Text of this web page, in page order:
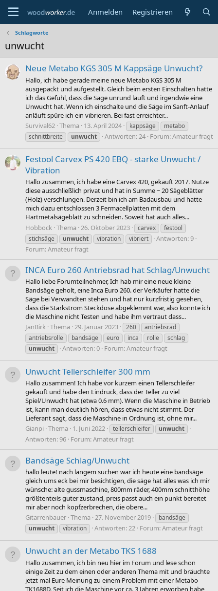
Anmelden Registrieren
Schlagworte
unwucht
Neue Metabo KGS 305 M Kappsäge Unwucht?
Hallo, ich habe gerade meine neue Metabo KGS 305 M
ausgepackt und aufgestellt. Gleich beim ersten Einschalten hatte
ich das Gefühl, dass die Säge unrund läuft und irgendwie eine
Unwucht hat. Wenn ich einschalte und die Säge im Sanft-Anlauf
anläuft spüre ich ein vibrieren. Bei fast erreichter...
Survival62 Thema 13. April 2024 kappsäge
metabo
schnittbreite
unwucht Antworten: 24 Forum:Amateur fragt
Festool Carvex PS 420 EBQ - starke Unwucht /
Vibration
Hallo zusammen, ich habe eine Carvex 420, gekauft 2017. Nutze
diese ausschließlich privat und hat in Summe ~ 20 Sägeblätter
(Holz) verschlungen. Derzeit bin ich am Badausbau und hatte
mich dazu entschlossen 3 Fermacellplatten mit dem
Hartmetalsägeblatt zu schneiden. Soweit hat auch alles...
Hobbock Thema 26. Oktober 2023 carvex
festool
stichsäge
unwucht vibration vibriert
Antworten: 9
Forum:Amateur fragt
INCA Euro 260 Antriebsrad hat Schlag/Unwucht
Hallo liebe Forumteilnehmer, Ich hab mir eine neue kleine
Bandsäge geholt, eine Inca Euro 260. der Verkäufer hatte die
Säge bei Verwandten stehen und hat nur kurzfristig gesehen,
dass die Starkstrom Steckdose abgeklemmt war, also konnte ich
die Maschine nicht Testen und habe ihm vertraut dass...
JanBirk Thema 29. Januar 2023 260
antriebsrad
antriebsrolle
bandsäge euro inca rolle
schlag
unwucht
Antworten: 0 Forum:Amateur fragt
Unwucht Tellerschleifer 300 mm
Hallo zusammen! Ich habe vor kurzem einen Tellerschleifer
gekauft und habe den Eindruck, dass der Teller zu viel
Spiel/Unwucht hat (etwa 0.6 mm). Wenn die Maschine in Betrieb
ist, kann man deutlich hören, dass etwas nicht stimmt. Der
Lieferant sagt, dass die Maschine in Ordnung ist, ohne mir...
Gianpi Thema 1. Juni 2022 tellerschleifer unwucht
Antworten: 96 Forum:Amateur fragt
Bandsäge Schlag/Unwucht
hallo leute! nach langem suchen war ich heute eine bandsäge
gleich ums eck bei mir besichtigen, die säge hat alles was ich mir
wünsche: alte gussmaschine, 800mm räder, 400mm schnitthöhe
größtenteils guter zustand, preis passt auch ein punkt bereitet
mir aber noch kopfzerbrechen, die obere...
Gitarrenbauer Thema 27. November 2019
bandsäge
unwucht
vibration Antworten: 22 Forum:Amateur fragt
Unwucht an der Metabo TKS 1688
Hallo zusammen, ich bin neu hier im Forum und lese schon
einige Zeit zu dem einen oder anderen Thema mit und bräuchte
jetzt mal Eure Meinung zu einem Problem mit einer Metabo
TK1688D. Seit ich die Maschine vor ca. 3 Jahren erworben habe,